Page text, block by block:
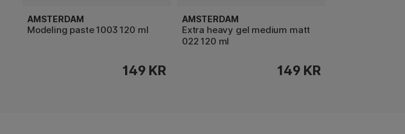
AMSTERDAM
Modeling paste 1003 120 ml
149 KR
AMSTERDAM
Extra heavy gel medium matt
022 120 ml
149 KR